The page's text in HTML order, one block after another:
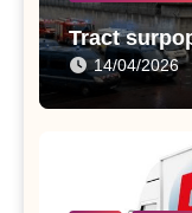
Tract
14/04/2026